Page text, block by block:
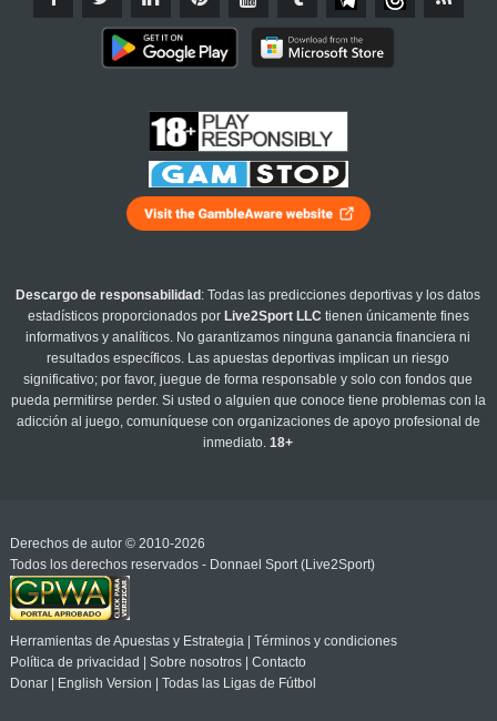
Descargo de responsabilidad : Todas las predicciones deportivas y los datos
estadísticos proporcionados por Live2Sport LLC tienen únicamente fines
informativos y analíticos. No garantizamos ninguna ganancia financiera ni
resultados específicos. Las apuestas deportivas implican un riesgo
significativo; por favor, juegue de forma responsable y solo con fondos que
pueda permitirse perder. Si usted o alguien que conoce tiene problemas con la
adicción al juego, comuníquese con organizaciones de apoyo profesional de
inmediato.18+
Derechos de autor © 2010-2026
Todos los derechos reservados - Donnael Sport (Live2Sport)
Herramientas de Apuestas y Estrategia| Términos y condiciones
Política de privacidad
Sobre nosotros| Contacto
Donar| English Version Todas las Ligas de Fútbol